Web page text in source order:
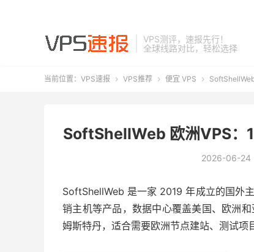
VPS测评，速报先行！
全球线路对比，轻松选择
当前位置： VPS速报  VPS推荐  便宜 VPS 
SoftShellWeb 欧洲VPS：
2026-06-24
SoftShellWeb 是一家 2019 年成立的国外
销主机等产品，数据中心覆盖美国、欧洲
姆斯特丹，适合需要欧洲节点建站、测试项